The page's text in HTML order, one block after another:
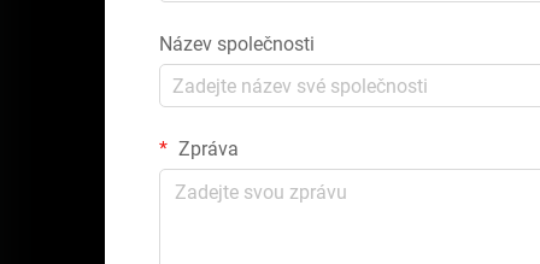
Název společnosti
Zpráva